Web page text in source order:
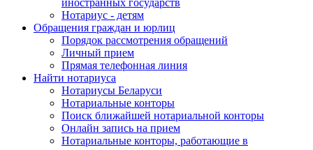
иностранных государств
Нотариус - детям
Обращения граждан и юрлиц
Порядок рассмотрения обращений
Личный прием
Прямая телефонная линия
Найти нотариуса
Нотариусы Беларуси
Нотариальные конторы
Поиск ближайшей нотариальной конторы
Онлайн запись на прием
Нотариальные конторы, работающие в